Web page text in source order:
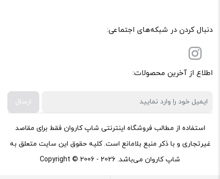
دنبال کردن در شبکه‌های اجتماعی:
اطلاع از آخرین محصولات:
ارسال
استفاده از مطالب فروشگاه اینترنتی شاپ کاروان فقط برای مقاصد
غیرتجاری و با ذکر منبع بلامانع است. کلیه حقوق این سایت متعلق به
شاپ کاروان می‌باشد. Copyright © 2006 - 2026